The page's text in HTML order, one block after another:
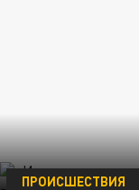
ПРОИСШЕСТВИЯ